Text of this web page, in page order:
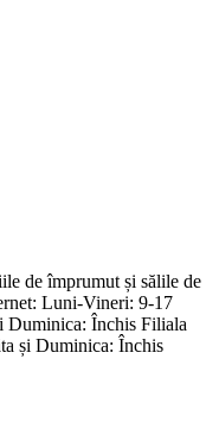
de împrumut și sălile de
Luni-Vineri: 9-17
Duminica: Închis Filiala
și Duminica: Închis